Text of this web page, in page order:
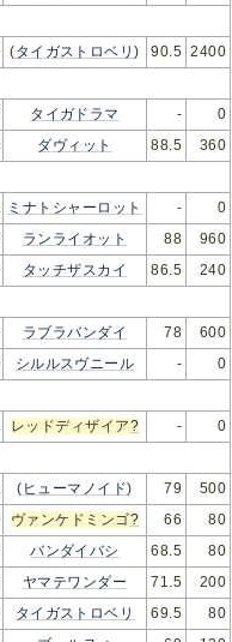
(タイガストロベリ) 90.5 2400
タイガドラマ -
0
ダヴィット 88.5 360
ミナトシャーロット -
0
ランライオット 88
960
タッチザスカイ 86.5 240
ラブラバンダイ 78
600
シルルスヴニール - 0
レッドディザイア? - 0
( ヒューマノイド) 79
500
ヴァンケドミンゴ? 66
80
バンダイバシ 68.5
80
ヤマテワンダー 71.5
200
タイガストロベリ 69.5
80